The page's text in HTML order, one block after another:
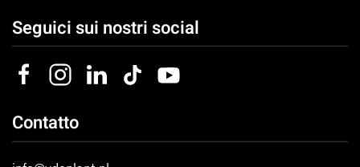
Seguici sui nostri social
Contatto